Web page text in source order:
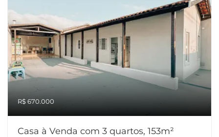
R$ 670.000
Casa à Venda com 3 quartos, 153m²